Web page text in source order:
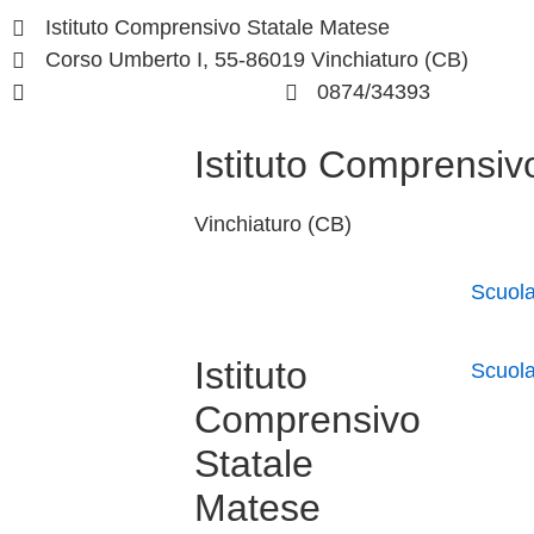
Istituto Comprensivo Statale Matese
Corso Umberto I, 55-86019 Vinchiaturo (CB)
0874/34393
Istituto
Vinchiaturo (CB)
Istituto
Comprensivo
Statale
Matese